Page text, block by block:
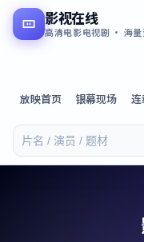
影视在线
高清电影电视剧 · 海量
放映首页 银幕现场